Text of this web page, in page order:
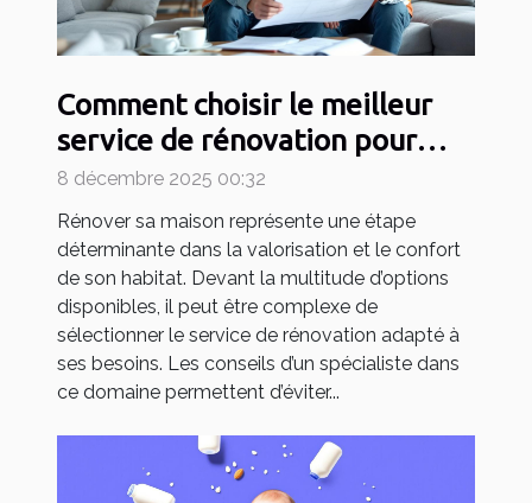
Comment choisir le meilleur
service de rénovation pour
votre maison ?
8 décembre 2025 00:32
Rénover sa maison représente une étape
déterminante dans la valorisation et le confort
de son habitat. Devant la multitude d’options
disponibles, il peut être complexe de
sélectionner le service de rénovation adapté à
ses besoins. Les conseils d’un spécialiste dans
ce domaine permettent d’éviter...